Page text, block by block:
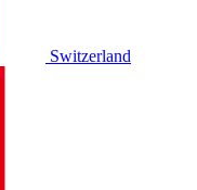
Switzerland